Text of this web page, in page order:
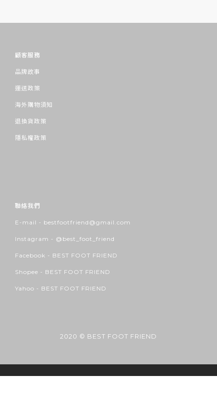
顧客服務
品牌故事
運送政策
海外購物須知
退換貨政策
隱私權政策
聯絡我們
E-mail - bestfootfriend@gmail.com
Instagram - @best_foot_friend
Facebook - BEST FOOT FRIEND
Shopee - BEST FOOT FRIEND
Yahoo - BEST FOOT FRIEND
2020 © BEST FOOT FRIEND